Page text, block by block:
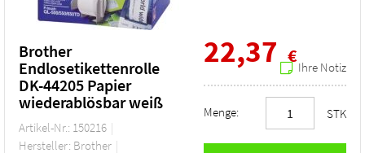
Brother
Endlosetikettenrolle
DK-44205 Papier
wiederablösbar weiß
Artikel-Nr.: 150216
Hersteller: Brother
22,37 €
Ihre Notiz
Menge: STK